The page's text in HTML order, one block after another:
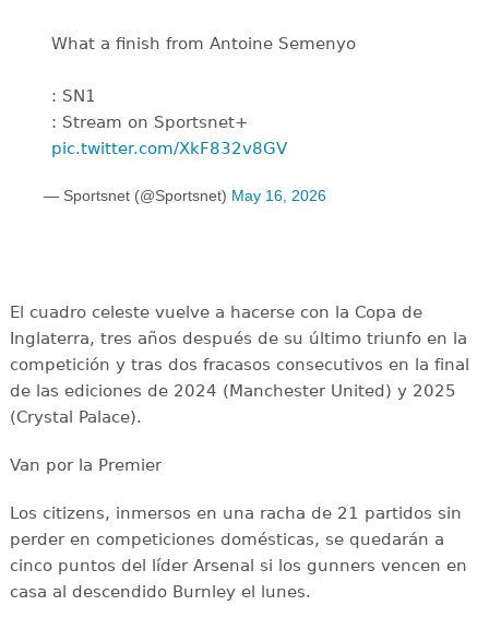
What a finish from Antoine Semenyo
: SN1
: Stream on Sportsnet+
pic.twitter.com/XkF832v8GV
— Sportsnet (@Sportsnet) May 16, 2026
El cuadro celeste vuelve a hacerse con la Copa de
Inglaterra, tres años después de su último triunfo en la
competición y tras dos fracasos consecutivos en la final
de las ediciones de 2024 (Manchester United) y 2025
(Crystal Palace).
Van por la Premier
Los citizens, inmersos en una racha de 21 partidos sin
perder en competiciones domésticas, se quedarán a
cinco puntos del líder Arsenal si los gunners vencen en
casa al descendido Burnley el lunes.